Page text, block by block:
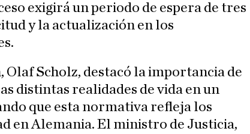
exigirá un periodo de espera de tres
y la actualización en los
Scholz, destacó la importancia de
distintas realidades de vida en un
que esta normativa refleja los
en Alemania. El ministro de Justicia,